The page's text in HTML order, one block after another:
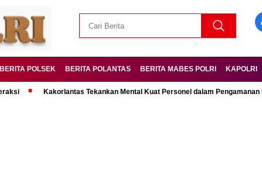
BERITA POLSEK BERITA POLANTAS BERITA MABES POLRI KAPOLRI
Kakorlantas Tekankan Mental Kuat Personel dalam Pengamanan Mudik